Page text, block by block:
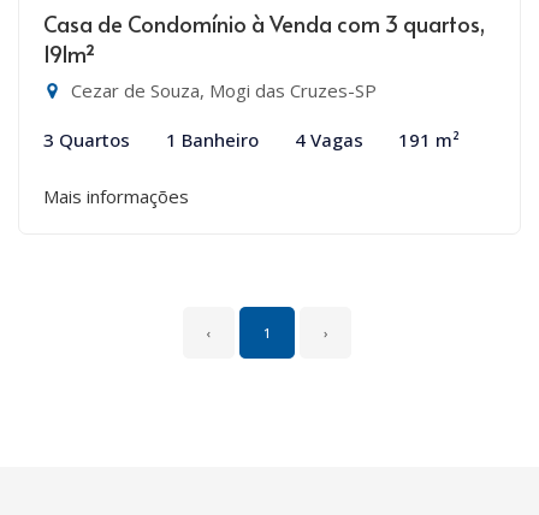
Casa de Condomínio à Venda com 3 quartos,
191m²
Cezar de Souza, Mogi das Cruzes-SP
3 Quartos 1 Banheiro 4 Vagas 191 m²
Mais informações
‹ 1 ›